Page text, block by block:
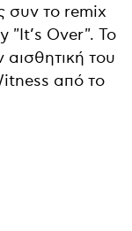
συν το remix
"It’s Over". Το
του
από το